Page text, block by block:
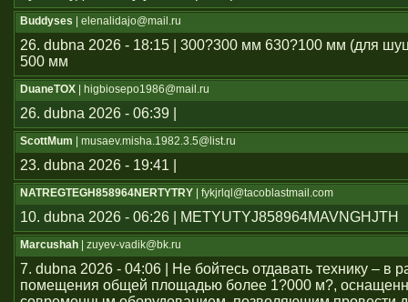
Buddyses | elenalidajo@mail.ru
26. dubna 2026 - 18:15 | 300?300 мм 630?100 мм (для
500 мм
DuaneTOX | higbiosepo1986@mail.ru
26. dubna 2026 - 06:39 |
ScottMum | musaev.misha.1982.3.5@list.ru
23. dubna 2026 - 19:41 |
NATREGTEGH858964NERTYTRY | fykjrlql@tacoblastmail.com
10. dubna 2026 - 06:26 | METYUTYJ858964MAVNGHJTH
Marcushah | zuyev-vadik@bk.ru
7. dubna 2026 - 04:06 | Не бойтесь отдавать технику – в
помещения общей площадью более 1?000 м?,